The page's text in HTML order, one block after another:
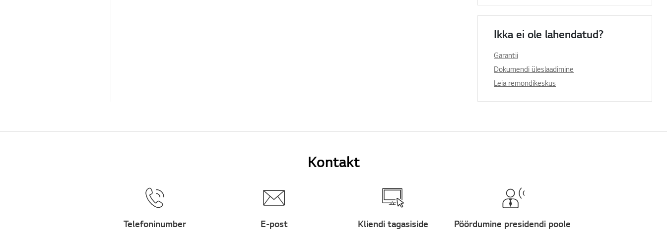
Ikka ei ole lahendatud?
Garantii
Dokumendi üleslaadimine
Leia remondikeskus
Kontakt
Telefoninumber E-post Kliendi tagasiside Pöördumine presidendi poole